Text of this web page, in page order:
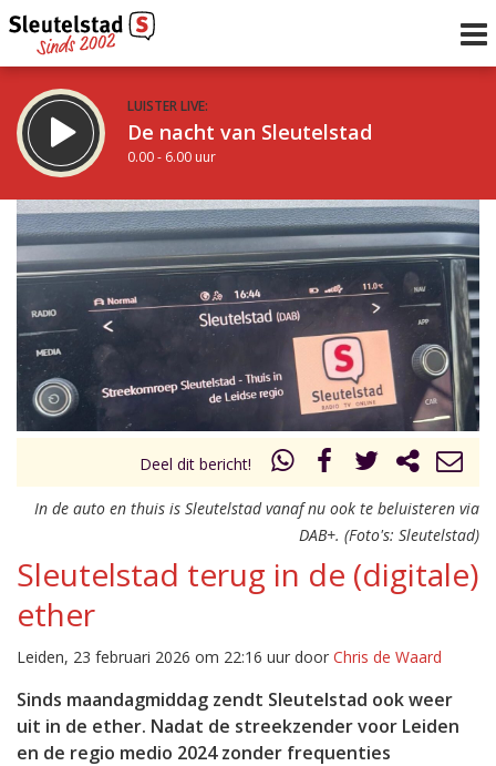
LUISTER LIVE:
De nacht van Sleutelstad
0.00 - 6.00 uur
STRAKS:
De ochtend van Sleutelstad
6.00 - 12.00 uur
Vorig uur
uur 1 van 0 Volgend uur
Deel dit bericht!
In de auto en thuis is Sleutelstad vanaf nu ook te beluisteren via
DAB+. (Foto's: Sleutelstad)
Sleutelstad terug in de (digitale)
ether
Leiden, 23 februari 2026 om 22:16 uur door Chris de Waard
Sinds maandagmiddag zendt Sleutelstad ook weer
uit in de ether. Nadat de streekzender voor Leiden
en de regio medio 2024 zonder frequenties